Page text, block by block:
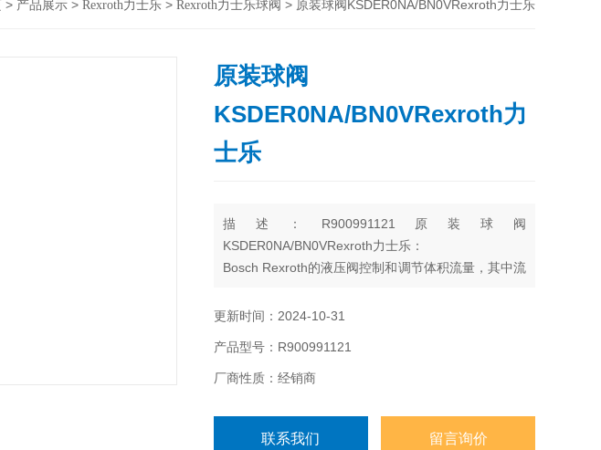
> 产品展示 > Rexroth力士乐 > Rexroth力士乐球阀 > 原装球阀KSDER0NA/BN0VRexroth力士乐
原装球阀
KSDER0NA/BN0VRexroth力
士乐
描述：R900991121原装球阀
KSDER0NA/BN0VRexroth力士乐：
Bosch Rexroth的液压阀控制和调节体积流量，其中流
一个方向的运动或旋转。这些阀通过各种操作方法被
这里，开/关阀可以具有固定的切换位置，或者比例伺
服阀可以具有可调节的中间位置。
更新时间：2024-10-31
产品型号：R900991121
厂商性质：经销商
联系我们 留言询价